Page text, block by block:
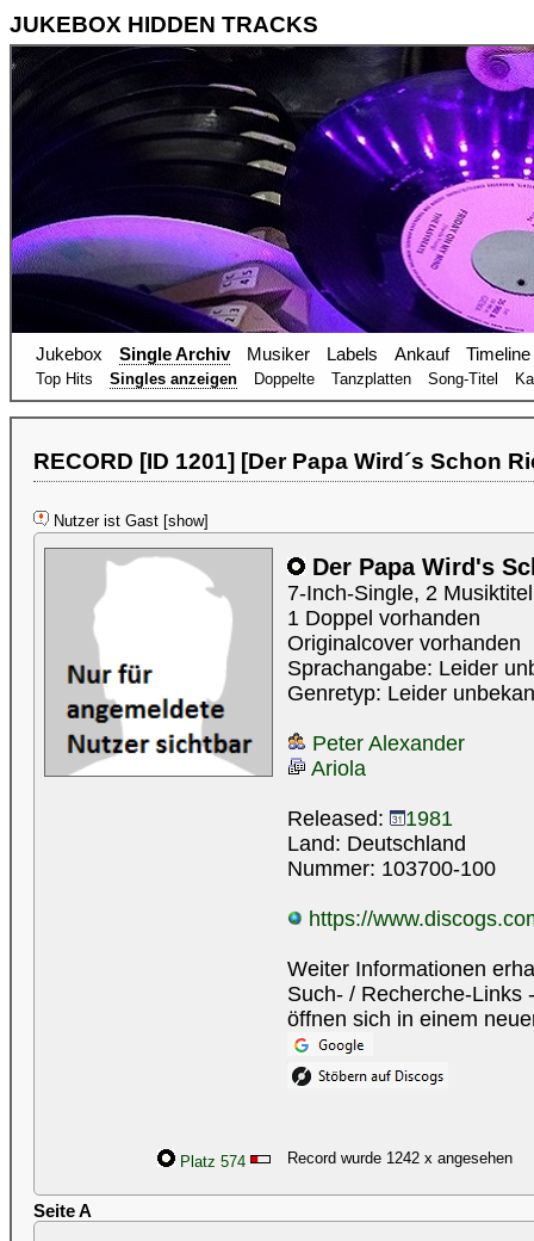
JUKEBOX HIDDEN TRACKS
Jukebox Single Archiv Musiker Labels Ankauf Timeline
Top Hits Singles anzeigen Doppelte Tanzplatten Song-Titel
RECORD [ID 1201] [Der Papa Wird´s Schon
Nutzer ist Gast [show]
Der Papa Wird's
7-Inch-Single, 2
1 Doppel vorhanden
Originalcover vorhanden
Sprachangabe: Leider
Genretyp: Leider
Peter Alexander
Ariola
Released:
1981
Land: Deutschland
Nummer: 103700-100
https://
Weiter Informationen
Such- / Recherche-Links
öffnen sich in einem
Platz 574 Record wurde 1242 x angesehen
Seite A